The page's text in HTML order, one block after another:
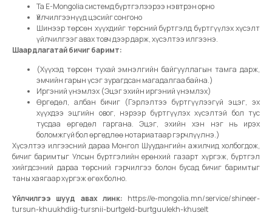
Та E-Mongolia системд бүртгэлээрээ нэвтрэн орно
Үйлчилгээнүүд цэсийг сонгоно
Шинээр төрсөн хүүхдийг төрсний бүртгэлд бүртгүүлэх хүсэлт
үйлчилгээг авах товч дээр дарж, хүсэлтээ илгээнэ.
Шаардлагатай бичиг баримт:
(Хүүхэд төрсөн тухай эмнэлгийн байгууллагын тамга дарж,
эмчийн гарын үсэг зурагдсан магадалгаа байна.)
Иргэний үнэмлэх (Эцэг эхийн иргэний үнэмлэх)
Өргөдөл, албан бичиг (Гэрлэлтээ бүртгүүлээгүй эцэг, эх
хүүхдээ эцгийн овог, нэрээр бүртгүүлэх хүсэлтэй бол тус
тусдаа өргөдөл гаргана. Эцэг, эхийн хэн нэг нь ирэх
боломжгүй бол өргөдлөө нотариатаар гэрчлүүлнэ.)
Хүсэлтээ илгээсний дараа Монгол Шуудангийн ажилчид холбогдож,
бичиг баримтыг Улсын бүртгэлийн ерөнхий газарт хүргэж, бүртгэл
хийгдсэний дараа төрсний гэрчилгээ болон бусад бичиг баримтыг
таны хаягаар хүргэж өгөх болно.
Үйлчилгээ шууд авах линк: https://e-mongolia.mn/service/shineer-
tursun-khuukhdiig-tursnii-burtgeld-burtguulekh-khuselt